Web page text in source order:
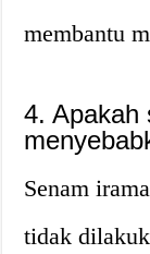
membantu
4. Apakah
Senam
tidak